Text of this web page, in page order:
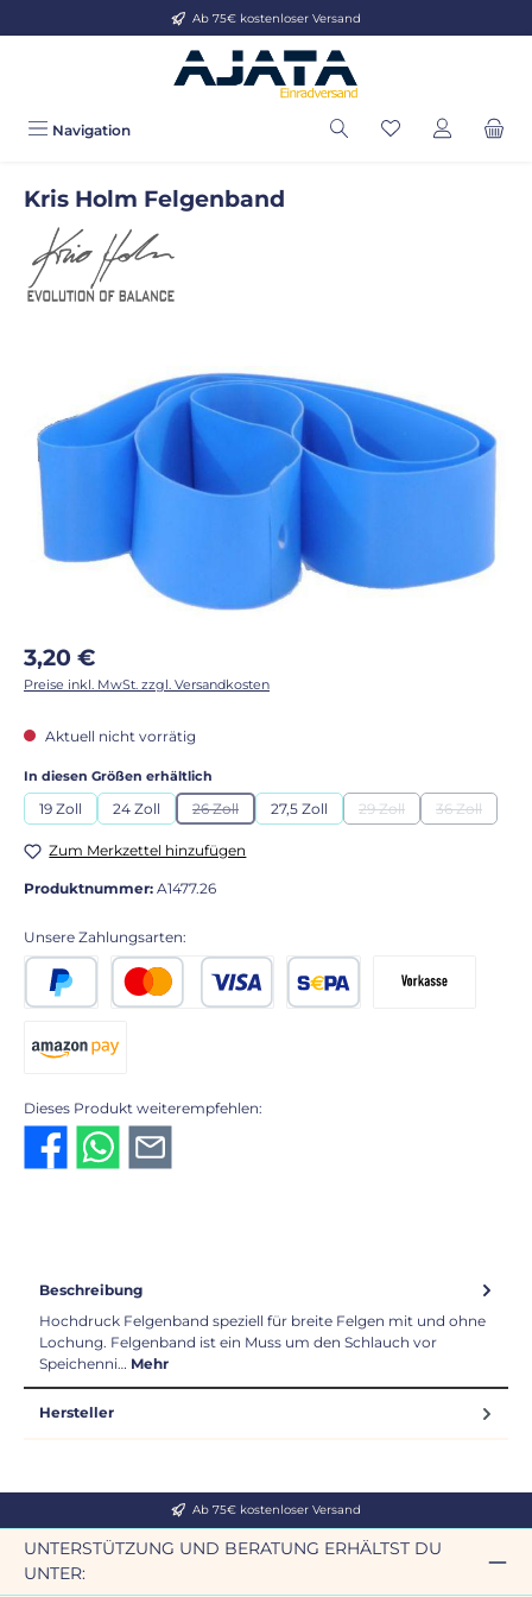
Zum Hauptinhalt springenAb 75€ kostenloser Versand
Navigation
Kris Holm Felgenband
Regulärer Preis:
3,20 €
Preise inkl. MwSt. zzgl. Versandkosten
Aktuell nicht vorrätig
In diesen Größen erhältlich
19 Zoll 24 Zoll 26 Zoll
(Diese Option ist zurzeit nicht verfügbar.)
27,5 Zoll 29 Zoll
(Diese Option ist
36 Zoll
(Diese
Zum Merkzettel hinzufügen
Produktnummer: A1477.26
Unsere Zahlungsarten:
Dieses Produkt weiterempfehlen:
Beschreibung
Hochdruck Felgenband speziell für breite Felgen mit und ohne
Lochung. Felgenband ist ein Muss um den Schlauch vor
Speichenni… Mehr
Hersteller
Ab 75€ kostenloser Versand
UNTERSTÜTZUNG UND BERATUNG ERHÄLTST DU
UNTER: